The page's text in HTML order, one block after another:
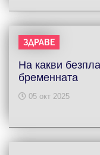
ЗДРАВЕ
На какви
бременната
05 окт 2025